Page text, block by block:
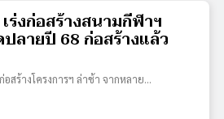
ร่งก่อสร้างสนามกีฬาฯ
ลายปี 68 ก่อสร้างแล้ว
สร้างโครงการฯ ล่าช้า จากหลาย…